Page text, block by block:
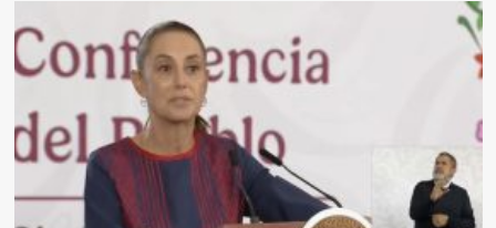
de
Sheinbaum
tras
triunfo
del
PRI
Coahuila